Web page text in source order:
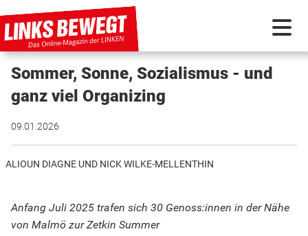
PARTEI IN BEWEGUNG
KUNSTSTOFF
DISKUSSIONSSTOFF
Sommer, Sonne, Sozialismus - und
ganz viel Organizing
09.01.2026
ALIOUN DIAGNE UND NICK WILKE-MELLENTHIN
Anfang Juli 2025 trafen sich 30 Genoss:innen in der Nähe
von Malmö zur Zetkin Summer